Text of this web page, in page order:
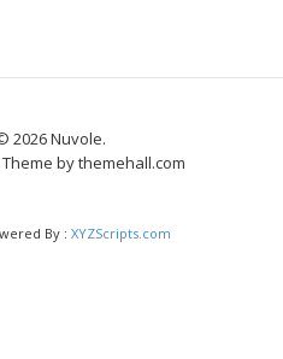
2026 Nuvole.
by themehall.com
By : XYZScripts.com